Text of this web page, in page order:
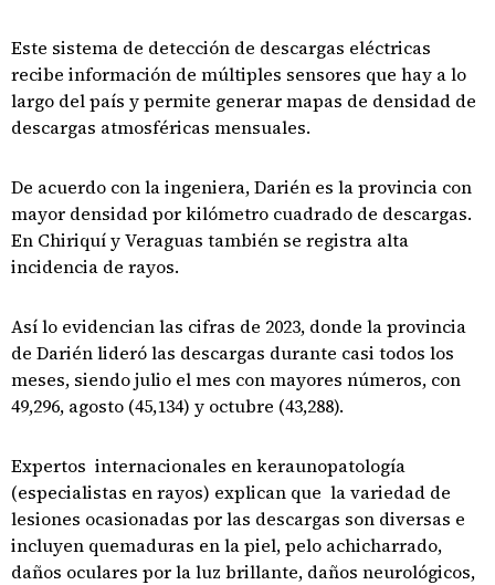
Este sistema de detección de descargas eléctricas
recibe información de múltiples sensores que hay a lo
largo del país y permite generar mapas de densidad de
descargas atmosféricas mensuales.
De acuerdo con la ingeniera, Darién es la provincia con
mayor densidad por kilómetro cuadrado de descargas.
En Chiriquí y Veraguas también se registra alta
incidencia de rayos.
Así lo evidencian las cifras de 2023, donde la provincia
de Darién lideró las descargas durante casi todos los
meses, siendo julio el mes con mayores números, con
49,296, agosto (45,134) y octubre (43,288).
Expertos internacionales en keraunopatología
(especialistas en rayos) explican que la variedad de
lesiones ocasionadas por las descargas son diversas e
incluyen quemaduras en la piel, pelo achicharrado,
daños oculares por la luz brillante, daños neurológicos,